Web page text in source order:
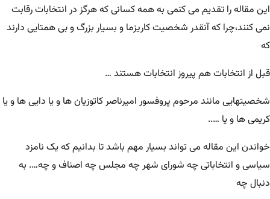
این مقاله را تقدیم می کنمی به همه کسانی که هرگز در انتخابات رقابت
نمی کنند،چرا که آنقدر شخصیت کاریزما و بسیار بزرگ و بی همتایی دارند
که
قبل از انتخابات هم پیروز انتخابات هستند …
شخصیتهایی مانند مرحوم پروفسور امیرناصر کاتوزیان ها و یا دایی ها و یا
کریمی ها و یا …..
خواندن این مقاله می تواند بسیار مهم باشد تا بدانیم که یک نامزد
سیاسی و انتخاباتی چه شورای شهر چه مجلس چه اصناف و چه…. به
دنبال چه